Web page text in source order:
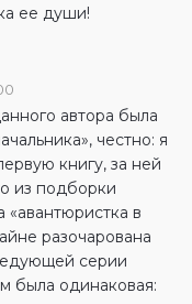
ее души!
автора была
честно: я
книгу, за ней
из подборки
«авантюристка в
разочарована
серии
была одинаковая: